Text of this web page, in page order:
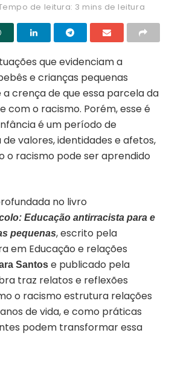
de leitura: 3 mins de leitura
que evidenciam a
e crianças pequenas
a crença de que essa parcela da
com o racismo. Porém, esse é
é um período de
valores, identidades e afetos,
o racismo pode ser aprendido
no livro
Educação antirracista para e
pequenas, escrito pela
em Educação e relações
Santos e publicado pela
traz relatos e reflexões
o racismo estrutura relações
de vida, e como práticas
podem transformar essa